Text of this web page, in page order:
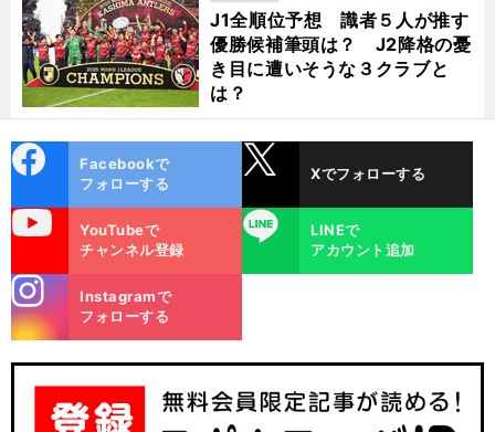
J1全順位予想 識者５人が推す
優勝候補筆頭は？ J2降格の憂
き目に遭いそうな３クラブと
は？
ok
Facebookで
フォローする
Xでフォローする
YouTubeで
チャンネル登録
LINE
LINEで
アカウント追加
m
Instagramで
フォローする